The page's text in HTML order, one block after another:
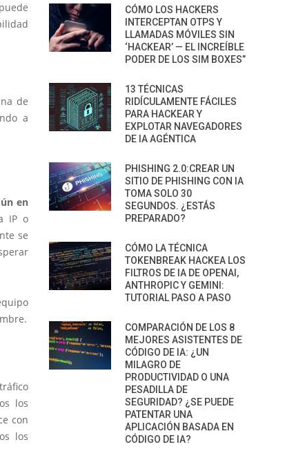
de
a
en
IP o
se
los
con
los
CÓMO LOS HACKERS
INTERCEPTAN OTPS Y
LLAMADAS MÓVILES SIN
‘HACKEAR’ — EL INCREÍBLE
PODER DE LOS SIM BOXES”
13 TÉCNICAS
RIDÍCULAMENTE FÁCILES
PARA HACKEAR Y
EXPLOTAR NAVEGADORES
DE IA AGÉNTICA
PHISHING 2.0:CREAR UN
SITIO DE PHISHING CON IA
TOMA SOLO 30
SEGUNDOS. ¿ESTÁS
PREPARADO?
CÓMO LA TÉCNICA
TOKENBREAK HACKEA LOS
FILTROS DE IA DE OPENAI,
ANTHROPIC Y GEMINI:
TUTORIAL PASO A PASO
COMPARACIÓN DE LOS 8
MEJORES ASISTENTES DE
CÓDIGO DE IA: ¿UN
MILAGRO DE
PRODUCTIVIDAD O UNA
PESADILLA DE
SEGURIDAD? ¿SE PUEDE
PATENTAR UNA
APLICACIÓN BASADA EN
CÓDIGO DE IA?